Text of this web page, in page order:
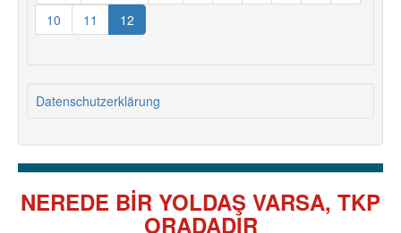
10
11 12
Datenschutzerklärung
NEREDE BİR YOLDAŞ VARSA, TKP
ORADADIR